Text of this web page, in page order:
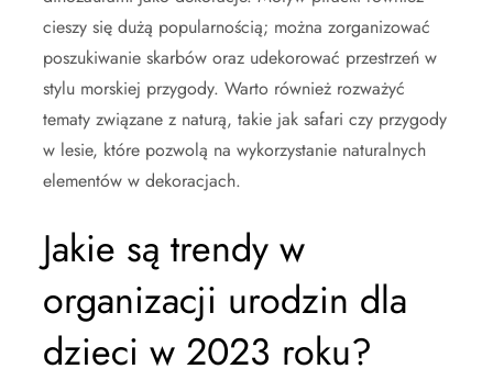
cieszy się dużą popularnością; można zorganizować
poszukiwanie skarbów oraz udekorować przestrzeń w
stylu morskiej przygody. Warto również rozważyć
tematy związane z naturą, takie jak safari czy przygody
w lesie, które pozwolą na wykorzystanie naturalnych
elementów w dekoracjach.
Jakie są trendy w
organizacji urodzin dla
dzieci w 2023 roku?